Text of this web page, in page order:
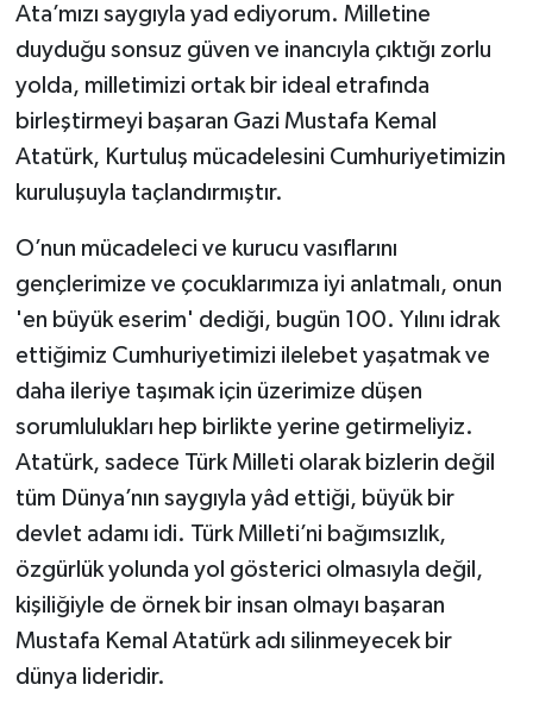
Ata’mızı saygıyla yad ediyorum. Milletine
duyduğu sonsuz güven ve inancıyla çıktığı zorlu
yolda, milletimizi ortak bir ideal etrafında
birleştirmeyi başaran Gazi Mustafa Kemal
Atatürk, Kurtuluş mücadelesini Cumhuriyetimizin
kuruluşuyla taçlandırmıştır.
O’nun mücadeleci ve kurucu vasıflarını
gençlerimize ve çocuklarımıza iyi anlatmalı, onun
'en büyük eserim' dediği, bugün 100. Yılını idrak
ettiğimiz Cumhuriyetimizi ilelebet yaşatmak ve
daha ileriye taşımak için üzerimize düşen
sorumlulukları hep birlikte yerine getirmeliyiz.
Atatürk, sadece Türk Milleti olarak bizlerin değil
tüm Dünya’nın saygıyla yâd ettiği, büyük bir
devlet adamı idi. Türk Milleti’ni bağımsızlık,
özgürlük yolunda yol gösterici olmasıyla değil,
kişiliğiyle de örnek bir insan olmayı başaran
Mustafa Kemal Atatürk adı silinmeyecek bir
dünya lideridir.